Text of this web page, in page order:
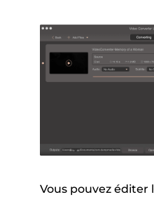
Vous pouvez éditer